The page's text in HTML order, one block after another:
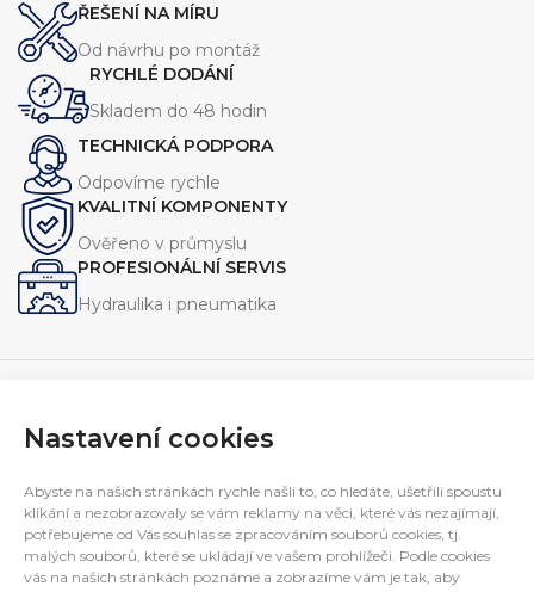
Nastavení cookies
Abyste na našich stránkách rychle našli to, co hledáte, ušetřili spoustu
klikání a nezobrazovaly se vám reklamy na věci, které vás nezajímají,
potřebujeme od Vás souhlas se zpracováním souborů cookies, tj.
malých souborů, které se ukládají ve vašem prohlížeči. Podle cookies
vás na našich stránkách poznáme a zobrazíme vám je tak, aby
ŘEŠENÍ NA MÍRU
Od návrhu po montáž
RYCHLÉ DODÁNÍ
Skladem do 48 hodin
TECHNICKÁ PODPORA
Odpovíme rychle
KVALITNÍ KOMPONENTY
Ověřeno v průmyslu
PROFESIONÁLNÍ SERVIS
Hydraulika i pneumatika
Specializujeme se na jednoúčelové stroje, hydraulické
agregáty a technická řešení na míru.
E-mail: interfluid@interfluid.com
Telefon:(+420) 595 953 879
Mobil: (+420) 606 782 769